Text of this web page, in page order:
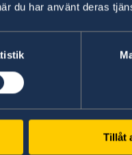
du har använt deras
Tillåt
outside EU/EES